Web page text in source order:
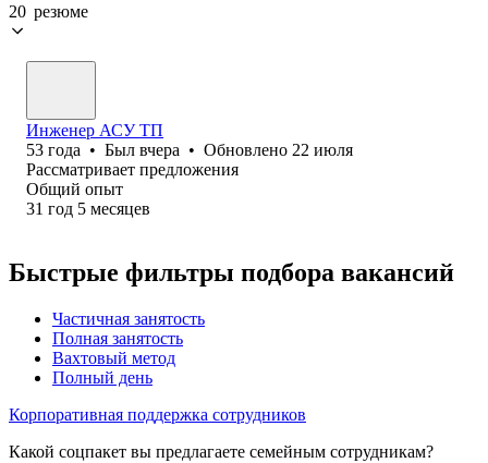
20 резюме
Инженер АСУ ТП
53 года • Был вчера • Обновлено 22 июля
Рассматривает предложения
Общий опыт
31 год 5 месяцев
Быстрые фильтры подбора вакансий
Частичная занятость
Полная занятость
Вахтовый метод
Полный день
Корпоративная поддержка сотрудников
Какой соцпакет вы предлагаете семейным сотрудникам?